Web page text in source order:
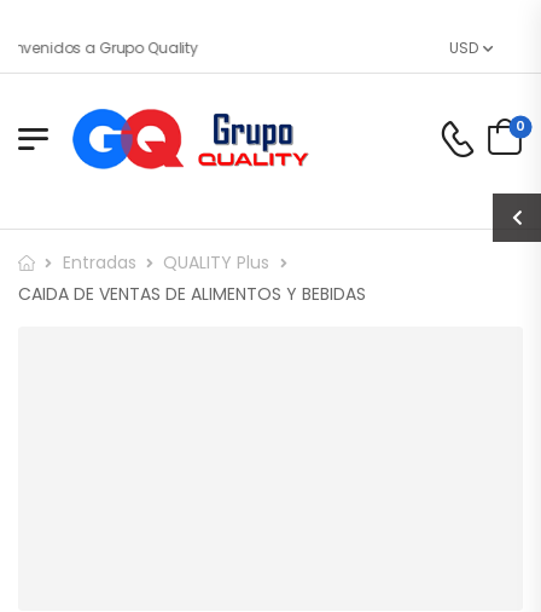
a Grupo Quality USD
0
Entradas
QUALITY Plus
CAIDA DE VENTAS DE ALIMENTOS Y BEBIDAS